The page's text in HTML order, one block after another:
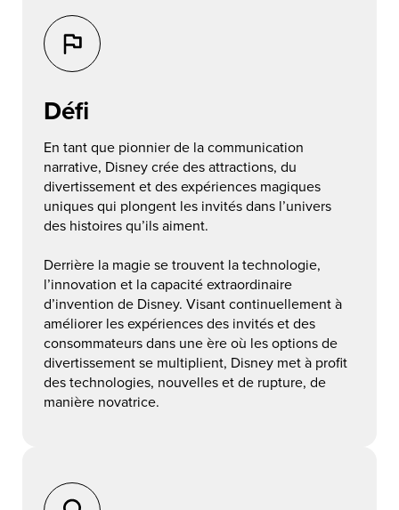
Défi
En tant que pionnier de la communication
narrative, Disney crée des attractions, du
divertissement et des expériences magiques
uniques qui plongent les invités dans l’univers
des histoires qu’ils aiment.
Derrière la magie se trouvent la technologie,
l’innovation et la capacité extraordinaire
d’invention de Disney. Visant continuellement à
améliorer les expériences des invités et des
consommateurs dans une ère où les options de
divertissement se multiplient, Disney met à profit
des technologies, nouvelles et de rupture, de
manière novatrice.